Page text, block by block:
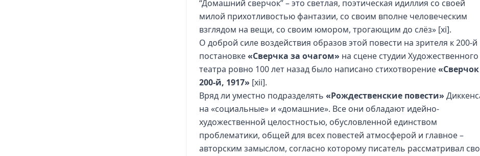
“Домашний сверчок” – это светлая, поэтическая идиллия со своей
милой прихотливостью фантазии, со своим вполне человеческим
взглядом на вещи, со своим юмором, трогающим до слёз» [xi].
О доброй силе воздействия образов этой повести на зрителя к 200-й
постановке«Сверчка за очагом» на сцене студии Художественного
театра ровно 100 лет назад было написано стихотворение«Сверчок
200-й, 1917» [xii].
Вряд ли уместно подразделять «Рождественские повести»
на «социальные» и «домашние». Все они обладают идейно-
художественной целостностью, обусловленной единством
проблематики, общей для всех повестей атмосферой и главное –
авторским замыслом, согласно которому писатель рассматривал